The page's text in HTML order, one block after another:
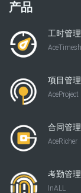
产品
工时管
项目管
AceProject
合同管
AceRicher
考勤管
InALL